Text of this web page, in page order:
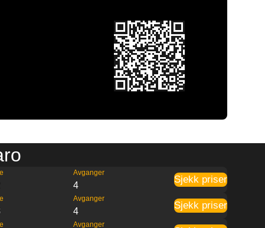
Avganger
4
Sjekk priser
Avganger
4
Sjekk priser
Avganger